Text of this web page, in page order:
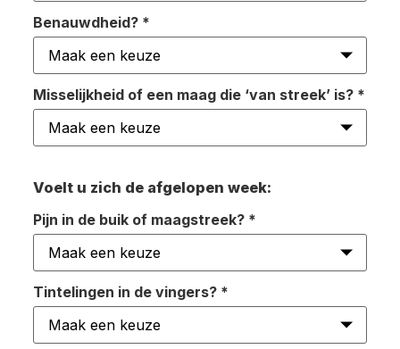
Benauwdheid? *
Misselijkheid of een maag die ‘van streek’ is? *
Voelt u zich de afgelopen week:
Pijn in de buik of maagstreek? *
Tintelingen in de vingers? *